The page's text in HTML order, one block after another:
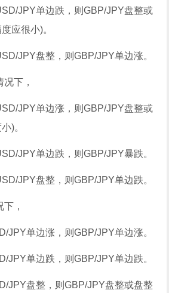
JPY单边跌，则GBP/JPY盘整或
应很小)。
JPY盘整，则GBP/JPY单边涨。
下，
JPY单边涨，则GBP/JPY盘整或
)。
JPY单边跌，则GBP/JPY暴跌。
JPY盘整，则GBP/JPY单边跌。
，
JPY单边涨，则GBP/JPY单边涨。
JPY单边跌，则GBP/JPY单边跌。
JPY盘整，则GBP/JPY盘整或盘整